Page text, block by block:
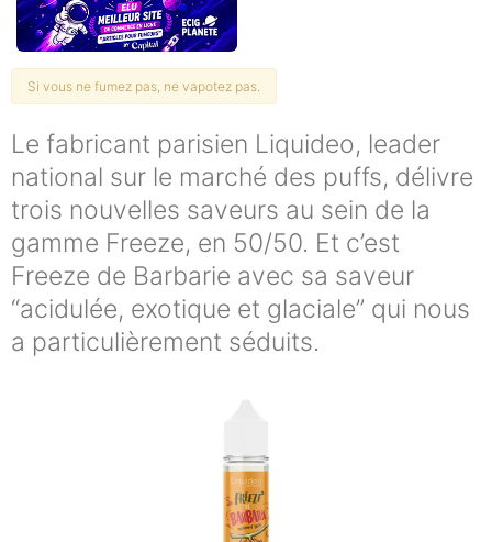
Si vous ne fumez pas, ne vapotez pas.
Le fabricant parisien Liquideo, leader
national sur le marché des puffs, délivre
trois nouvelles saveurs au sein de la
gamme Freeze, en 50/50. Et c’est
Freeze de Barbarie avec sa saveur
“acidulée, exotique et glaciale” qui nous
a particulièrement séduits.